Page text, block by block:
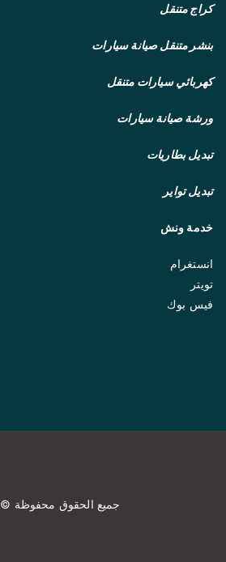
كراج متنقل
بنشر متنقلصيانة سيارات
كهربائي سيارات متنقل
ورشة صيانة سيارات
تبديل بطاريات
تبديل تواير
خدمة ونش
انستغرام
تويتر
فيس بوك
جميع الحقوق محفوظة © 2026